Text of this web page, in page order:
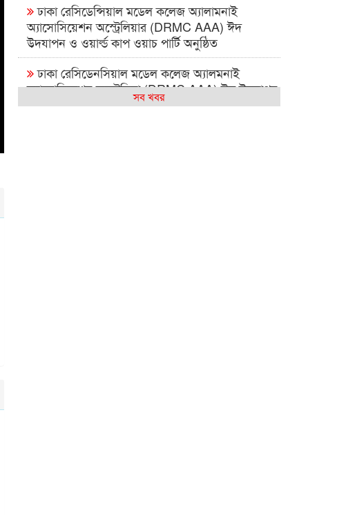
ঢাকা রেসিডেন্সিয়াল মডেল কলেজ অ্যালামনাই
অ্যাসোসিয়েশন অস্ট্রেলিয়ার (DRMC AAA) ঈদ
উদযাপন ও ওয়ার্ল্ড কাপ ওয়াচ পার্টি অনুষ্ঠিত
ঢাকা রেসিডেনসিয়াল মডেল কলেজ অ্যালমনাই
অ্যাসোসিয়েশন অস্ট্রেলিয়া (DRMC AAA) ঈদ উদযাপন
এবং বিশ্বকাপ ম্যাচ দেখার আসর ২০২৬
সব খবর